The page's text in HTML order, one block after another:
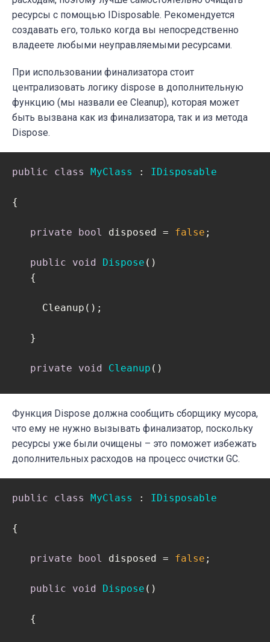
ресурсы с помощью IDisposable. Рекомендуется
создавать его, только когда вы непосредственно
владеете любыми неуправляемыми ресурсами.
При использовании финализатора стоит
централизовать логику dispose в дополнительную
функцию (мы назвали ее Cleanup), которая может
быть вызвана как из финализатора, так и из метода
Dispose.
public class MyClass : IDisposable
{
private bool disposed = false ;
public void Dispose ( )
   {
     Cleanup();
   }
private void Cleanup ( )
if(this .disposed)
return;
// Избавляемся от управляемых
Функция Dispose должна сообщить сборщику мусора,
что ему не нужно вызывать финализатор, поскольку
ресурсы уже были очищены – это поможет избежать
дополнительных расходов на процесс очистки GC.
public class MyClass : IDisposable
{
private bool disposed = false ;
public void Dispose ( )
   {